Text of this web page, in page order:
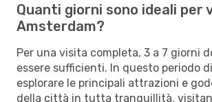
Quanti giorni sono ideali per
Amsterdam?
Per una visita completa, 3 a 7 giorni
essere sufficienti. In questo periodo
esplorare le principali attrazioni e
della città in tutta tranquillità,